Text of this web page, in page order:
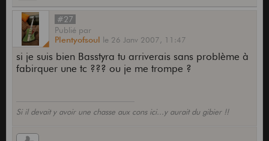
#27
Publié par
Plentyofsoul le 26 Janv 2007, 11:47
si je suis bien Basstyra tu arriverais sans problème à
fabirquer une tc ??? ou je me trompe ?
Si il devait y avoir une chasse aux cons ici...y aurait du gibier !!